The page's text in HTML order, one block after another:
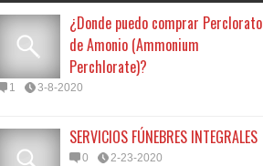
¿Donde puedo comprar Perclorato
de Amonio (Ammonium
Perchlorate)?
1 3-8-2020
SERVICIOS FÚNEBRES INTEGRALES
0 2-23-2020